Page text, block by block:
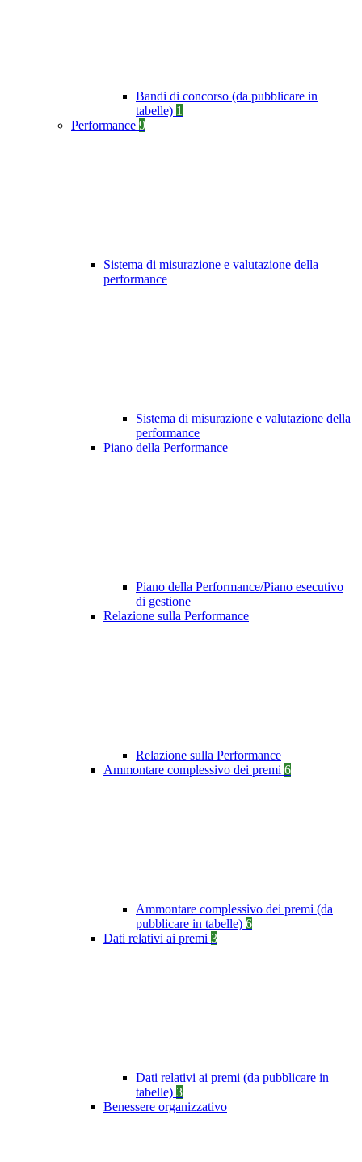
Bandi di concorso (da pubblicare in
tabelle) 1
Performance 9
Sistema di misurazione e valutazione della
performance
Sistema di misurazione e valutazione della
performance
Piano della Performance
Piano della Performance/Piano esecutivo
di gestione
Relazione sulla Performance
Relazione sulla Performance
Ammontare complessivo dei premi 6
Ammontare complessivo dei premi (da
pubblicare in tabelle) 6
Dati relativi ai premi 3
Dati relativi ai premi (da pubblicare in
tabelle) 3
Benessere organizzativo